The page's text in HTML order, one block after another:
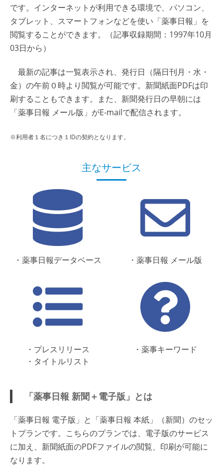
です。インターネットが利用できる環境で、パソコン、
タブレット、スマートフォンなどを使い「薬事日報」を
閲覧することができます。（記事収録期間：1997年10月
03日から）
最新の記事は一覧表示され、発行日（隔日刊月・水・
金）の午前０時より閲覧が可能です。新聞紙面PDFは印
刷することもできます。また、新聞発行日の早朝には
「薬事日報 メール版」がE-mailで配信されます。
※利用者１名につき１IDの契約となります。
主なサービス
・薬事日報データベース ・薬事日報 メール版
・プレスリリース
・タイトルリスト
・薬事キーワード
「薬事日報 新聞＋電子版」とは
「薬事日報 電子版」と「薬事日報 本紙」（新聞）のセッ
トプランです。こちらのプランでは、電子版のサービス
に加え、新聞紙面のPDFファイルの閲覧、印刷が可能に
なります。